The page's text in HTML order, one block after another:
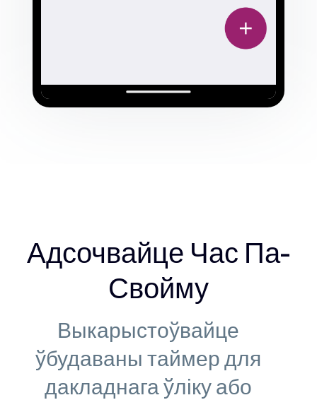
Адсочвайце Час Па-
Свойму
Выкарыстоўвайце
ўбудаваны таймер для
дакладнага ўліку або